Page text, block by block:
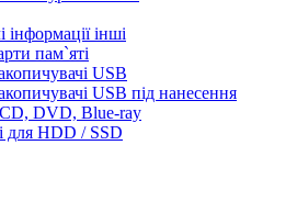
інформації інші
пам`яті
USB
USB під нанесення
DVD, Blue-ray
для HDD / SSD